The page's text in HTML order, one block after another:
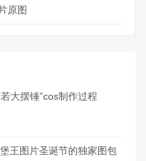
原图
大摆锤”cos制作过程
王图片圣诞节的独家图包